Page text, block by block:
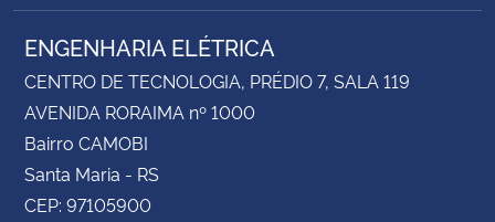
ENGENHARIA ELÉTRICA
CENTRO DE TECNOLOGIA, PRÉDIO 7, SALA 119
AVENIDA RORAIMA nº 1000
Bairro CAMOBI
Santa Maria - RS
CEP: 97105900